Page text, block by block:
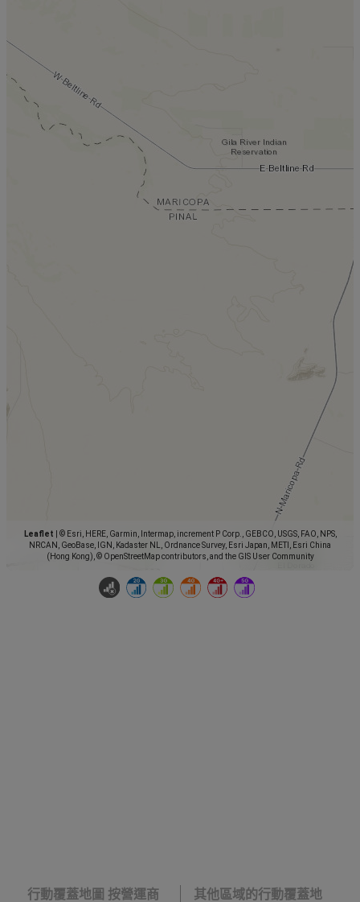
Leaflet
© Esri, HERE, Garmin, Intermap, increment P Corp., GEBCO, USGS, FAO, NPS,
NRCAN, GeoBase, IGN, Kadaster NL, Ordnance Survey, Esri Japan, METI, Esri China
(Hong Kong), © OpenStreetMap contributors, and the GIS User Community
行動覆蓋地圖 按營運商
其他區域的行動覆蓋地